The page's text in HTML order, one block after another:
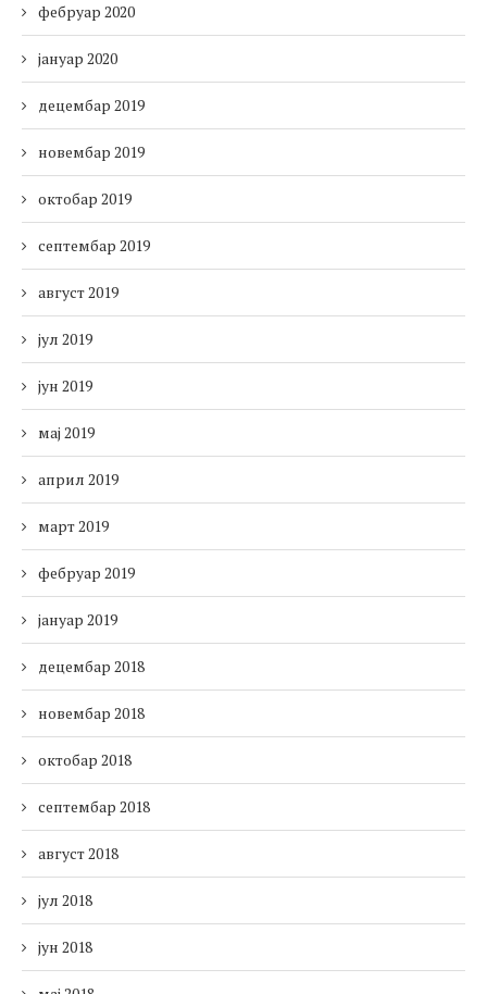
фебруар 2020
јануар 2020
децембар 2019
новембар 2019
октобар 2019
септембар 2019
август 2019
јул 2019
јун 2019
мај 2019
април 2019
март 2019
фебруар 2019
јануар 2019
децембар 2018
новембар 2018
октобар 2018
септембар 2018
август 2018
јул 2018
јун 2018